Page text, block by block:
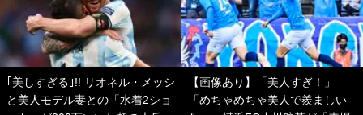
｢美しすぎる｣!! リオネル・メッシ
と美人モデル妻との「水着2ショ
【画像あり】「美人すぎ！」
「めちゃめちゃ美人で羨ましい